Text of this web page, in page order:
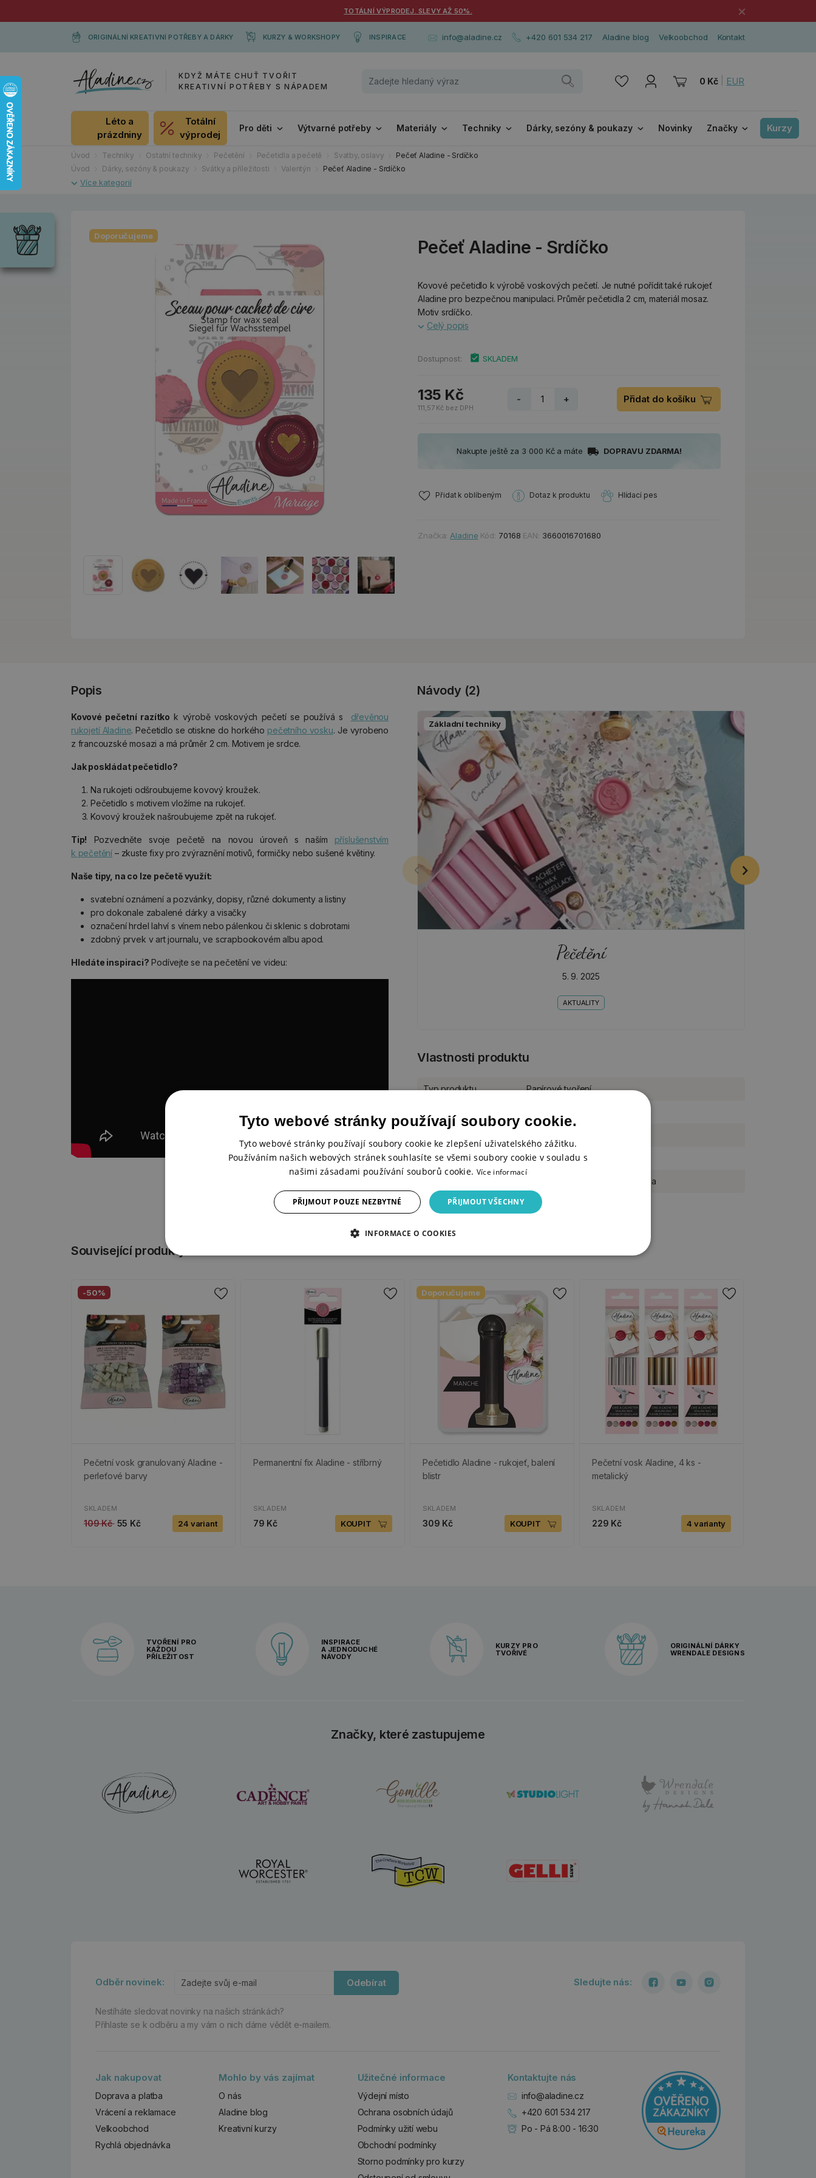
TOTÁLNÍ VÝPRODEJ. SLEVY AŽ 50%. ×
ORIGINÁLNÍ KREATIVNÍ POTŘEBY A DÁRKY KURZY & WORKSHOPY INSPIRACE info@aladine.cz +420 601 534 217 Aladine blog Velkoobchod Kontakt
KDYŽ MÁTE CHUŤ TVOŘIT
KREATIVNÍ POTŘEBY S NÁPADEM
0 Kč EUR
Léto a
prázdniny
Totální
výprodej
Pro děti Výtvarné potřeby Materiály Techniky Dárky, sezóny & poukazy Novinky Značky Kurzy
Úvod Techniky Ostatní techniky Pečetění Pečetidla a pečetě Svatby, oslavy
Pečeť Aladine - Srdíčko
Úvod
Dárky, sezóny & poukazy Svátky a příležitosti Valentýn Pečeť Aladine - Srdíčko
Pečeť Aladine - Srdíčko
Doporučujeme
Kovové pečetidlo k výrobě voskových pečetí. Je nutné pořídit také rukojeť
Aladine pro bezpečnou manipulaci. Průměr pečetidla 2 cm, materiál mosaz.
Motiv srdíčko.
Celý popis
Dostupnost: SKLADEM
135 Kč
111,57 Kč bez DPH
- + Přidat do košíku
Nakupte ještě za 3 000 Kč a máte DOPRAVU ZDARMA!
Přidat k oblíbeným Dotaz k produktu Hlídací pes
Značka: Aladine Kód: 70168 EAN: 3660016701680
Popis
Kovové pečetní razítko k výrobě voskových pečetí se používá s dřevěnou
rukojetí Aladine. Pečetidlo se otiskne do horkého pečetního vosku. Je vyrobeno
z francouzské mosazi a má průměr 2 cm. Motivem je srdce.
Jak poskládat pečetidlo?
Na rukojeti odšroubujeme kovový kroužek.
Pečetidlo s motivem vložíme na rukojeť.
Kovový kroužek našroubujeme zpět na rukojeť.
Tip! Pozvedněte svoje pečetě na novou úroveň s naším příslušenstvím
k pečetění – zkuste fixy pro zvýraznění motivů, formičky nebo sušené květiny.
Naše tipy, na co lze pečetě využít:
svatební oznámení a pozvánky, dopisy, různé dokumenty a listiny
pro dokonale zabalené dárky a visačky
označení hrdel lahví s vínem nebo pálenkou či sklenic s dobrotami
zdobný prvek v art journalu, ve scrapbookovém albu apod.
Hledáte inspiraci? Podívejte se na pečetění ve videu:
Návody (2)
Základní techniky
Pečetění
5. 9. 2025
AKTUALITY
Vlastnosti produktu
Typ produktu Papírové tvoření
Průměr 2 cm
příležitosti, svatba, miminka, láska
Související produkty
-50%
Pečetní vosk granulovaný Aladine -
perleťové barvy
SKLADEM
109 Kč 55 Kč 24 variant
Permanentní fix Aladine - stříbrný
SKLADEM
79 Kč KOUPIT
Doporučujeme
Pečetidlo Aladine - rukojeť, balení
blistr
SKLADEM
309 Kč KOUPIT
Pečetní vosk Aladine, 4 ks -
metalický
SKLADEM
229 Kč 4 varianty
TVOŘENÍ PRO
KAŽDOU
PŘÍLEŽITOST
INSPIRACE
A JEDNODUCHÉ
NÁVODY
KURZY PRO
TVOŘIVÉ
ORIGINÁLNÍ DÁRKY
WRENDALE DESIGNS
Značky, které zastupujeme
Odběr novinek: Odebírat
Nestíháte sledovat novinky na našich stránkách?
Přihlaste se k odběru a my vám o nich dáme vědět e-mailem.
Sledujte nás:
Jak nakupovat
Doprava a platba
Vrácení a reklamace
Velkoobchod
Rychlá objednávka
Mohlo by vás zajímat
O nás
Aladine blog
Kreativní kurzy
Užitečné informace
Výdejní místo
Ochrana osobních údajů
Podmínky užití webu
Obchodní podmínky
Storno podmínky pro kurzy
Kontaktujte nás
info@aladine.cz
+420 601 534 217
Po - Pá 8:00 - 16:30
Designs
Chci si vybrat
Tyto webové stránky používají soubory cookie.
Tyto webové stránky používají soubory cookie ke zlepšení uživatelského zážitku.
Používáním našich webových stránek souhlasíte se všemi soubory cookie v souladu s
našimi zásadami používání souborů cookie. Více informací
PŘIJMOUT VŠECHNY
PŘIJMOUT POUZE NEZBYTNÉ
INFORMACE O COOKIES